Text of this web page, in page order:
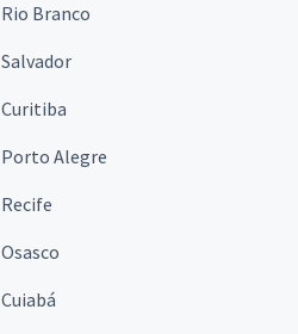
Rio Branco
Salvador
Curitiba
Porto Alegre
Recife
Osasco
Cuiabá